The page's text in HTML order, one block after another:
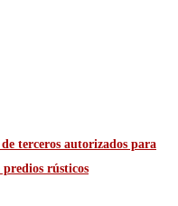
terceros autorizados para
rústicos